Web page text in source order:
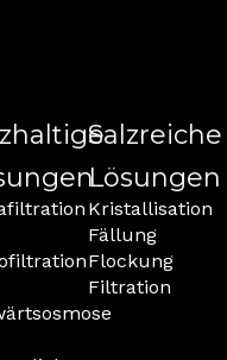
Salzreiche
Lösungen
Kristallisation
Fällung
Flockung
Filtration